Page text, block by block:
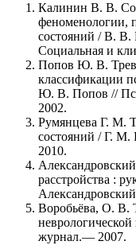
Калинин В. В.
феноменологии,
состояний / В.
Социальная и
Попов Ю. В.
классификации
Ю. В. Попов //
2002.
Румянцева Г. М.
состояний / Г.
2010.
расстройства :
Воробьёва, О. В.
журнал.— 2007.